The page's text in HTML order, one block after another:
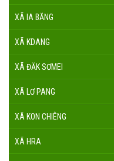
XÃ IA BĂNG
XÃ KDANG
XÃ ĐĂK SƠMEI
XÃ LƠ PANG
XÃ KON CHIÊNG
XÃ HRA